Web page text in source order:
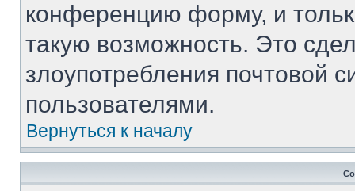
конференцию форму, и
такую возможность. Это
злоупотребления почтовой
пользователями.
Вернуться к началу